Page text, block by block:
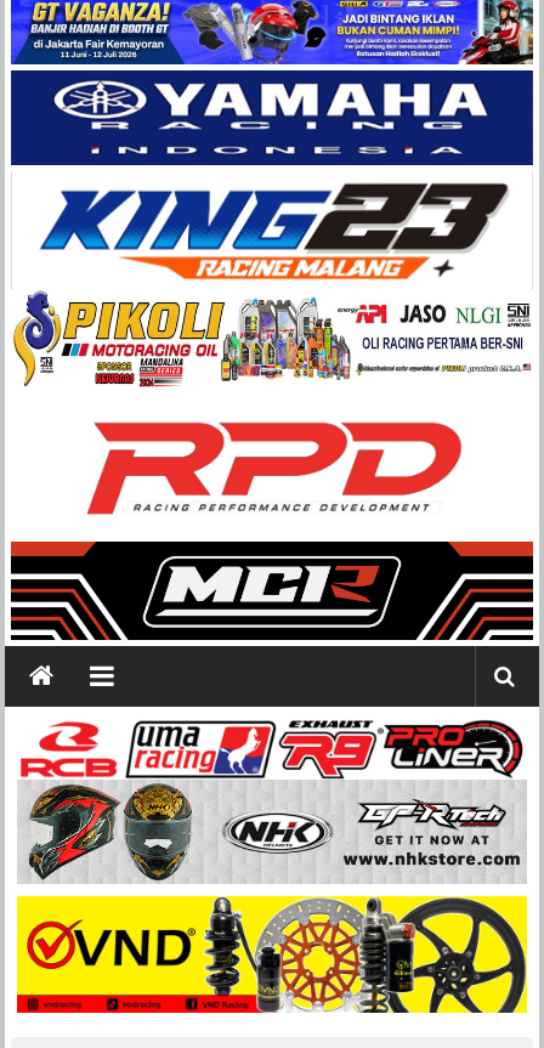
Balap
Paling
Lengkap